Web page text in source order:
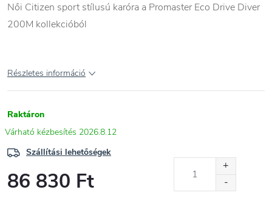
Női Citizen sport stílusú karóra a Promaster Eco Drive Diver
200M kollekcióból
Részletes információ
Raktáron
2026.8.12
Szállítási lehetőségek
86 830 Ft